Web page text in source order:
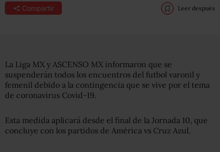
Compartir Leer después
La Liga MX y ASCENSO MX informaron que se
suspenderán todos los encuentros del futbol varonil y
femenil debido a la contingencia que se vive por el tema
de coronavirus Covid-19.
Esta medida aplicará desde el final de la Jornada 10, que
concluye con los partidos de América vs Cruz Azul.